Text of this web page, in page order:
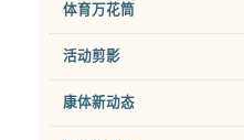
体育万花筒
活动剪影
康体新动态